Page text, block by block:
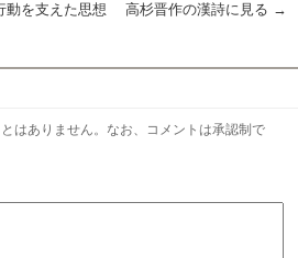
動を支えた思想 高杉晋作の漢詩に見る →
はありません。なお、コメントは承認制で